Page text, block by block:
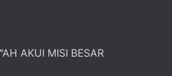
AKUI MISI BESAR